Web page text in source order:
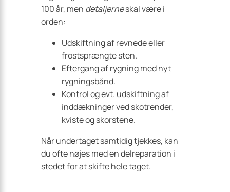
100 år, men detaljerneskal være i
orden:
Udskiftning af revnede eller
frostsprængte sten.
Eftergang af rygning med nyt
rygningsbånd.
Kontrol og evt. udskiftning af
inddækninger ved skotrender,
kviste og skorstene.
Når undertaget samtidig tjekkes, kan
du ofte nøjes med en delreparation i
stedet for at skifte hele taget.